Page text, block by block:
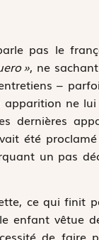
pas le
», ne
–
apparition ne
dernières
été
un pas
ce qui finit
enfant vêtue